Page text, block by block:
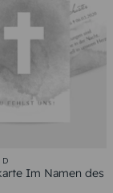
Im Namen des